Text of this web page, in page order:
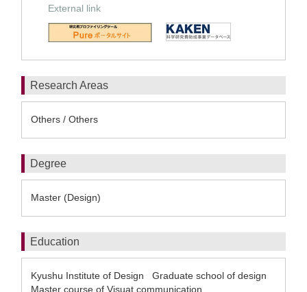
External link
Research Areas
Others / Others
Degree
Master (Design)
Education
Kyushu Institute of Design Graduate school of design
Master course of Visuat communication